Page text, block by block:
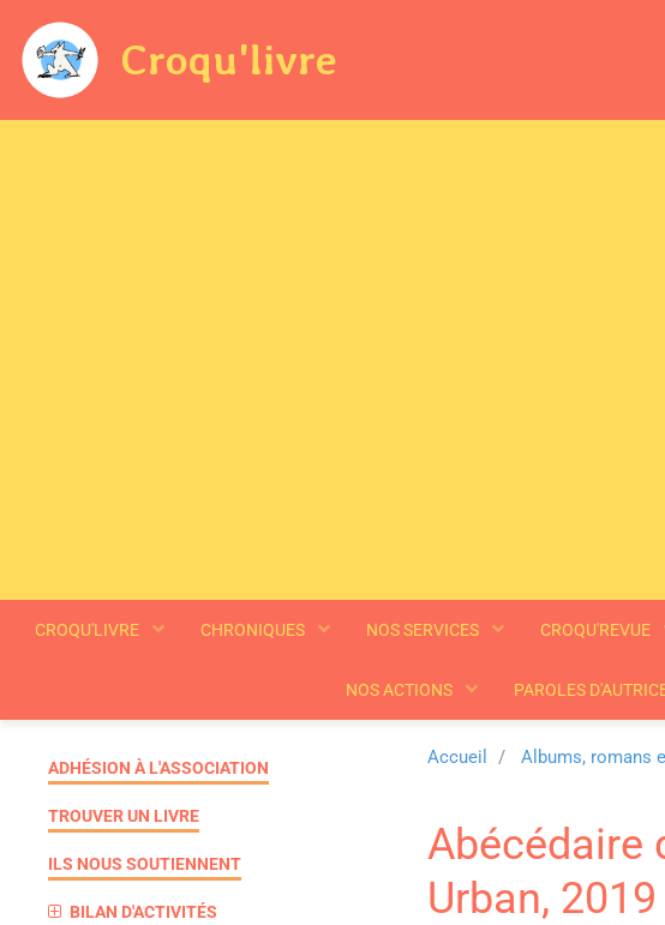
Croqu'livre
CROQU'LIVRE CHRONIQUES NOS SERVICES CROQU'REVUE
NOS ACTIONS PAROLES
Accueil Albums, romans
Abécédaire
Urban, 2019
ADHÉSION À L'ASSOCIATION
TROUVER UN LIVRE
ILS NOUS SOUTIENNENT
BILAN D'ACTIVITÉS